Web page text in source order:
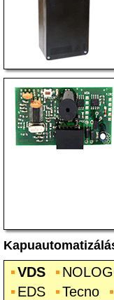
VDS
EDS
Tecno